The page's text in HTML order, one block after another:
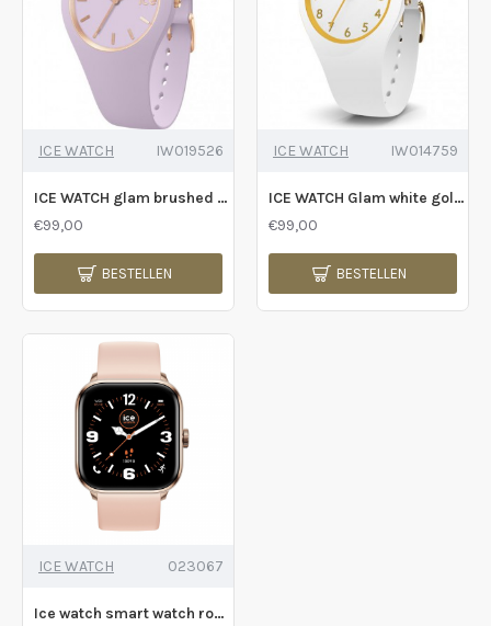
ICE WATCH IW019526
ICE WATCH glam brushed Lavender S - 235182
€99,00
BESTELLEN
ICE WATCH IW014759
ICE WATCH Glam white gold s - 235191
€99,00
BESTELLEN
ICE WATCH 023067
Ice watch smart watch rose kleurig met roze band - 2009940